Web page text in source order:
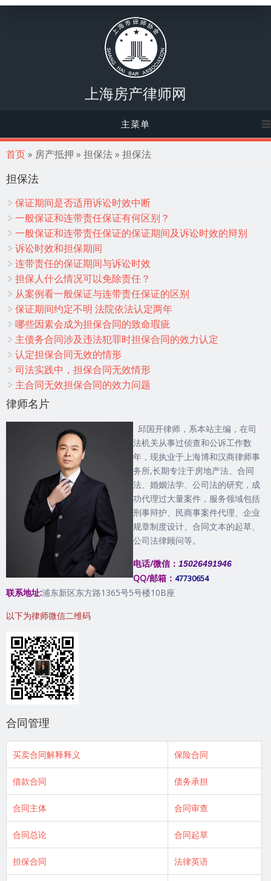
上海房产律师网
主菜单
你在这里
首页» 房产抵押 » 担保法 » 担保法
担保法
保证期间是否适用诉讼时效中断
一般保证和连带责任保证有何区别？
一般保证和连带责任保证的保证期间及诉讼时效的辩别
诉讼时效和担保期间
连带责任的保证期间与诉讼时效
担保人什么情况可以免除责任？
从案例看一般保证与连带责任保证的区别
保证期间约定不明 法院依法认定两年
哪些因素会成为担保合同的致命瑕疵
主债务合同涉及违法犯罪时担保合同的效力认定
认定担保合同无效的情形
司法实践中，担保合同无效情形
主合同无效担保合同的效力问题
律师名片
邱国开律师，系本站主编，在司
法机关从事过侦查和公诉工作数
年，现执业于上海博和汉商律师事
务所,长期专注于房地产法、合同
法、婚姻法学、公司法的研究，成
功代理过大量案件，服务领域包括
刑事辩护、民商事案件代理、企业
规章制度设计、合同文本的起草、
公司法律顾问等。
电话/微信： 15026491946
QQ/邮箱： 47730654
联系地址:浦东新区东方路1365号5号楼10B座
以下为律师微信二维码
合同管理
买卖合同解释释义 保险合同
借款合同 债务承担
合同主体 合同审查
合同总论 合同起草
担保合同 法律英语